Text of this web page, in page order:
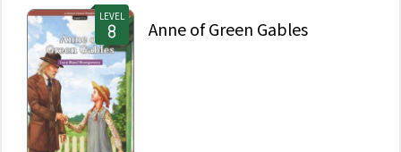
LEVEL
Anne of Green Gables